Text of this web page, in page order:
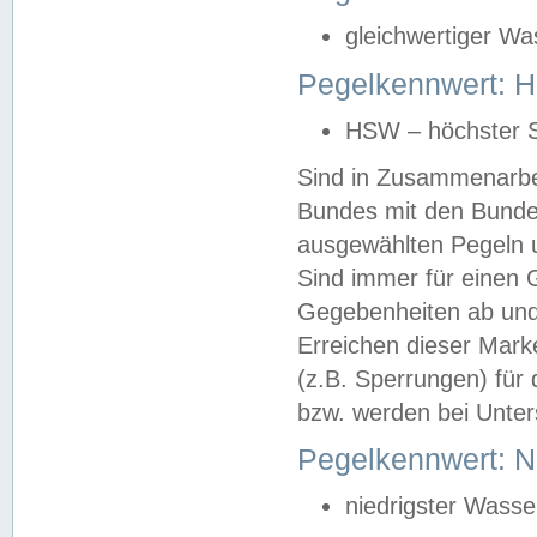
gleichwertiger
Pegelkennwert:
HSW – höchster
Sind in
Bundes mit den
ausgewählten
Sind immer für einen
Gegebenheiten ab
Erreichen dieser
(z.B. Sperrungen) für
bzw. werden bei
Pegelkennwert:
niedrigster